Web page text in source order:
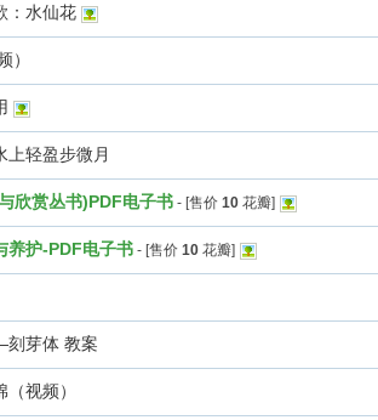
：水仙花
）
上轻盈步微月
欣赏丛书)PDF电子书 - [售价 10 花瓣]
养护-PDF电子书 - [售价 10 花瓣]
芽体 教案
视频）